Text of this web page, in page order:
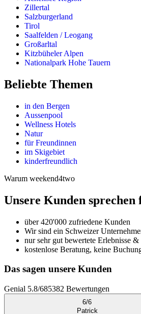
Zillertal
Salzburgerland
Tirol
Saalfelden / Leogang
Großarltal
Kitzbüheler Alpen
Nationalpark Hohe Tauern
Beliebte Themen
in den Bergen
Aussenpool
Wellness Hotels
Natur
für Freundinnen
im Skigebiet
kinderfreundlich
Warum weekend4two
Unsere Kunden sprechen
über 420'000 zufriedene Kunden
Wir sind ein Schweizer
nur sehr gut bewertete Erlebnisse
kostenlose Beratung, keine
Das sagen unsere Kunden
Genial 5.8/685382 Bewertungen
6/6
Patrick